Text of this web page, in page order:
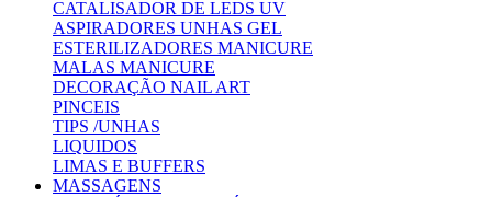
CATALISADOR DE LEDS UV
ASPIRADORES UNHAS GEL
ESTERILIZADORES MANICURE
MALAS MANICURE
DECORAÇÃO NAIL ART
PINCEIS
TIPS /UNHAS
LIQUIDOS
LIMAS E BUFFERS
MASSAGENS